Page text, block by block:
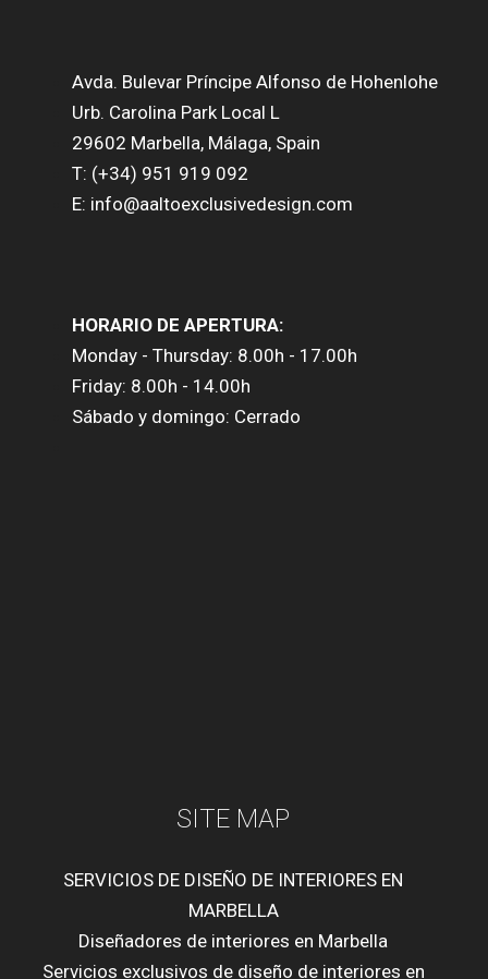
Avda. Bulevar Príncipe Alfonso de Hohenlohe
Urb. Carolina Park Local L
29602 Marbella, Málaga, Spain
T: (+34) 951 919 092
E: info@aaltoexclusivedesign.com
HORARIO DE APERTURA:
Monday - Thursday: 8.00h - 17.00h
Friday: 8.00h - 14.00h
Sábado y domingo: Cerrado
SITE MAP
SERVICIOS DE DISEÑO DE INTERIORES EN
MARBELLA
Diseñadores de interiores en Marbella
Servicios exclusivos de diseño de interiores en